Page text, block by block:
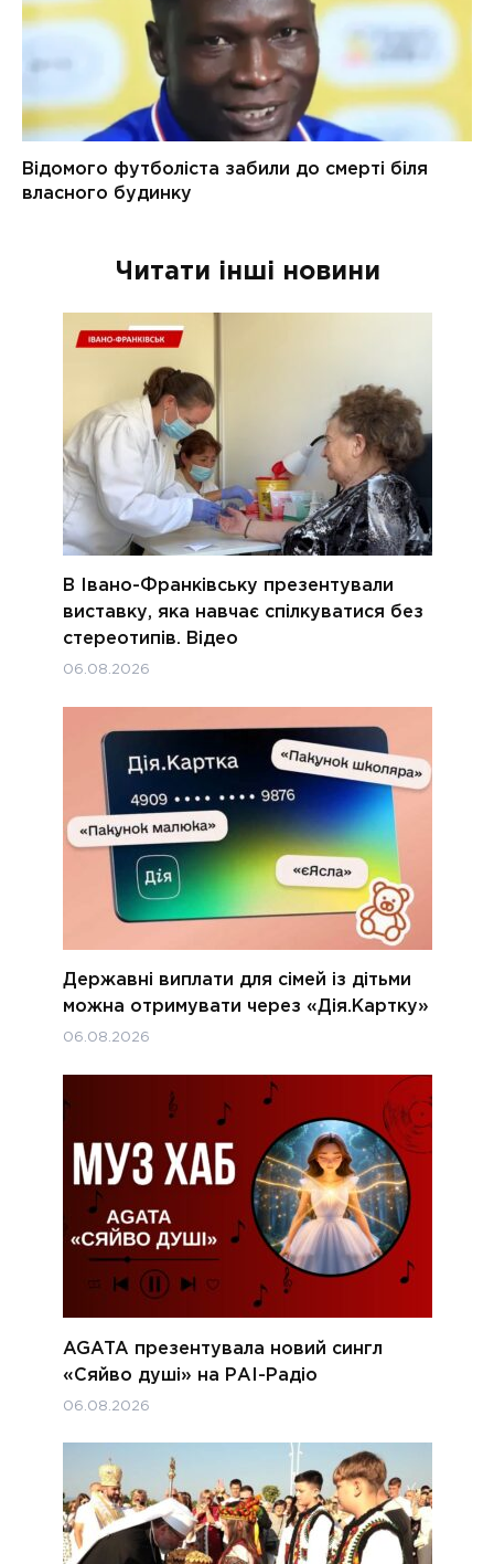
Читати інші новини
В Івано-Франківську презентували
виставку, яка навчає спілкуватися без
стереотипів. Відео
06.08.2026
Державні виплати для сімей із дітьми
можна отримувати через «Дія.Картку»
06.08.2026
AGATA презентувала новий сингл
«Сяйво душі» на РАІ-Радіо
06.08.2026